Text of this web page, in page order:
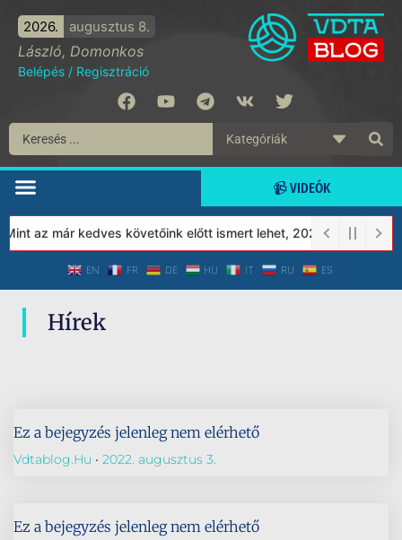
2026. augusztus 8.
László, Domonkos
Belépés / Regisztráció
📹 VIDEÓK
az már kedves követőink előtt ismert lehet, 2023-tól a
EN FR DE HU IT RU ES
Hírek
Ez a bejegyzés jelenleg nem elérhető
Vdtablog.hu 2022. augusztus 3.
Ez a bejegyzés jelenleg nem elérhető